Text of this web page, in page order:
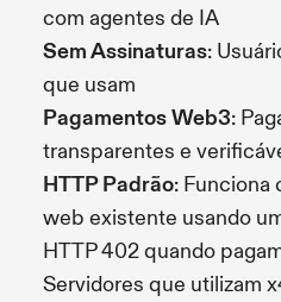
com agentes de IA
Sem Assinaturas:
que usam
Pagamentos Web3:
transparentes e
HTTP Padrão: Funciona
web existente usando
HTTP 402 quando
Servidores que utilizam